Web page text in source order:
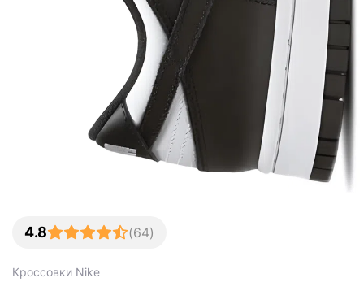
4.8 (64)
Кроссовки Nike